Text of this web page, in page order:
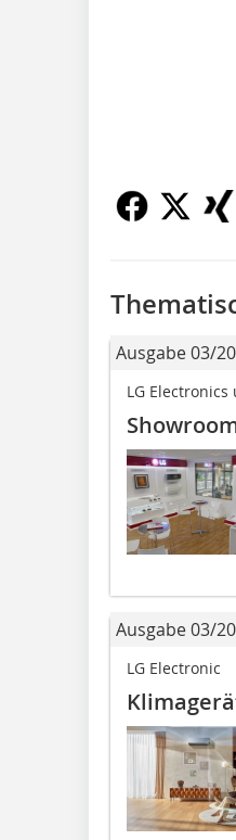
Ausgabe 03/
LG Electronics
Ausgabe 03/
LG Electronic